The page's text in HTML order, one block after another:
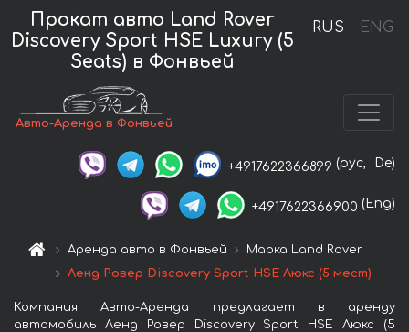
RUS ENG
Прокат авто Land Rover
Discovery Sport HSE Luxury (5
Seats) в Фонвьей
Авто-Аренда в Фонвьей
+4917622366899 (рус, De)
+4917622366900 (Eng)
Аренда авто в Фонвьей
Марка Land Rover
Ленд Ровер Discovery Sport HSE Люкс (5 мест)
Компания Авто-Аренда предлагает в аренду
автомобиль Ленд Ровер Discovery Sport HSE Люкс (5